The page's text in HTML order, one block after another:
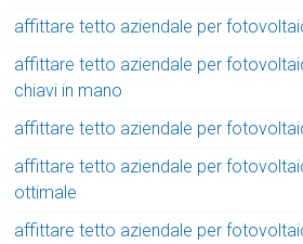
affittare tetto aziendale per
affittare tetto aziendale per
chiavi in mano
affittare tetto aziendale per
affittare tetto aziendale per
ottimale
affittare tetto aziendale per